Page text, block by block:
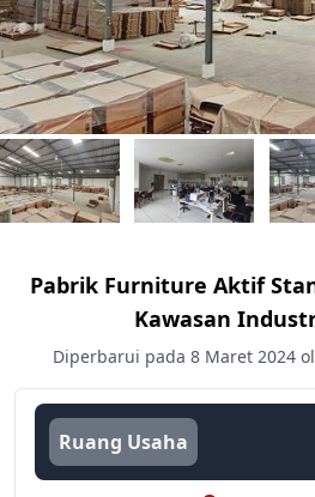
Pabrik Furniture Aktif
Kawasan
Diperbarui pada 8 Maret 2024
Ruang Usaha